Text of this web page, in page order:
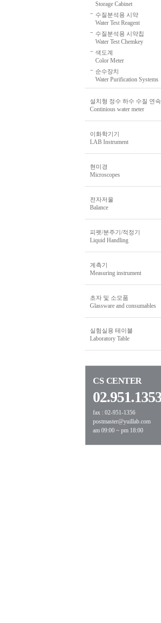
Storage Cabinet
수질분석용 시약
Water Test Reagent
수질분석용 시약칩
Water Test Chemkey
색도계
Color Meter
순수장치
Water Purification Systems
설치형 정수 하수 수질 연속
Continious water meter
이화학기기
LAB Instrument
현미경
Microscopes
전자저울
Balance
피펫/분주기/적정기
Liquid Handling
계측기
Measuring instrument
초자 및 소모품
Glassware and consumables
실험실용 테이블
Laboratory Table
CS CENTER
fax : 02-951-1356
postmaster@yuillab.com
am 09:00 ~ pm 18:00